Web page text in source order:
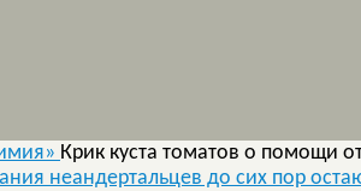
Крик куста томатов о помощи
неандертальцев до сих пор